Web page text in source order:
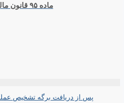
ماده ۹۵ قانون مالیات ها